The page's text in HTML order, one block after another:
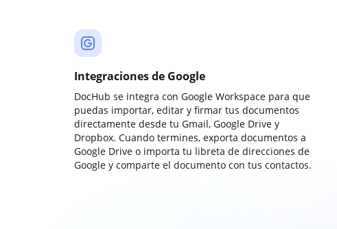
Integraciones de Google
DocHub se integra con Google Workspace para que
puedas importar, editar y firmar tus documentos
directamente desde tu Gmail, Google Drive y
Dropbox. Cuando termines, exporta documentos a
Google Drive o importa tu libreta de direcciones de
Google y comparte el documento con tus contactos.